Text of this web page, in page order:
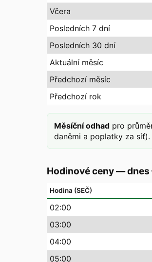
Včera
Posledních 7 dní
Posledních 30 dní
Aktuální měsíc
Předchozí měsíc
Předchozí rok
Měsíční odhad pro
daněmi a poplatky za síť).
Hodinové ceny — dnes
Hodina (SEČ)
02:00
03:00
04:00
05:00